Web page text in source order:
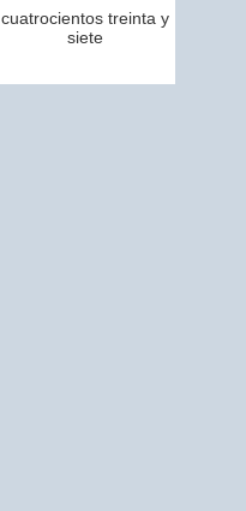
cuatrocientos treinta y
siete